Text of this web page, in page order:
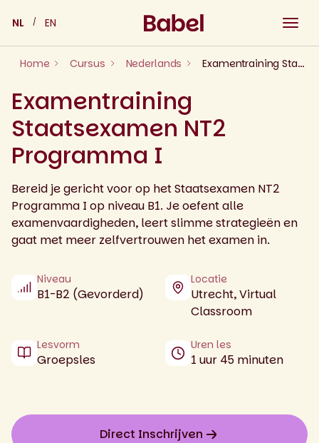
content
NL EN
Home Cursus Nederlands Examentraining Staatsexamen NT2 Programma I
Examentraining
Staatsexamen NT2
Programma I
Bereid je gericht voor op het Staatsexamen NT2
Programma I op niveau B1. Je oefent alle
examenvaardigheden, leert slimme strategieën en
gaat met meer zelfvertrouwen het examen in.
Niveau
B1-B2 (Gevorderd)
Locatie
Utrecht, Virtual
Classroom
Lesvorm
Groepsles
Uren les
1 uur 45 minuten
Direct Inschrijven